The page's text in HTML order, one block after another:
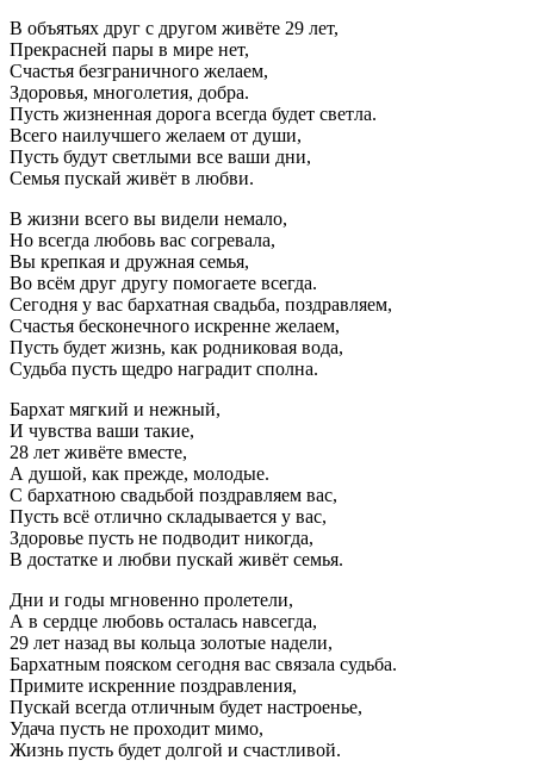
В объятьях друг с другом живёте 29 лет,
Прекрасней пары в мире нет,
Счастья безграничного желаем,
Здоровья, многолетия, добра.
Пусть жизненная дорога всегда будет светла.
Всего наилучшего желаем от души,
Пусть будут светлыми все ваши дни,
Семья пускай живёт в любви.
В жизни всего вы видели немало,
Но всегда любовь вас согревала,
Вы крепкая и дружная семья,
Во всём друг другу помогаете всегда.
Сегодня у вас бархатная свадьба, поздравляем,
Счастья бесконечного искренне желаем,
Пусть будет жизнь, как родниковая вода,
Судьба пусть щедро наградит сполна.
Бархат мягкий и нежный,
И чувства ваши такие,
28 лет живёте вместе,
А душой, как прежде, молодые.
С бархатною свадьбой поздравляем вас,
Пусть всё отлично складывается у вас,
Здоровье пусть не подводит никогда,
В достатке и любви пускай живёт семья.
Дни и годы мгновенно пролетели,
А в сердце любовь осталась навсегда,
29 лет назад вы кольца золотые надели,
Бархатным пояском сегодня вас связала судьба.
Примите искренние поздравления,
Пускай всегда отличным будет настроенье,
Удача пусть не проходит мимо,
Жизнь пусть будет долгой и счастливой.